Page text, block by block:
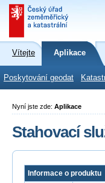
Vítejte Aplikace
Poskytování geodat
Nyní jste zde: Aplikace
Stahovací
Informace o produktu